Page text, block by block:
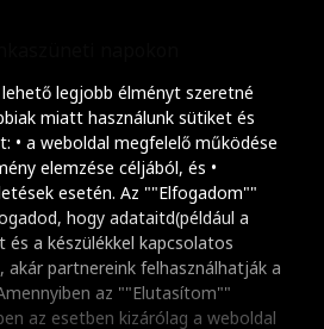
lehető legjobb élményt szeretné
miatt használunk sütiket és
• a weboldal megfelelő működése
elemzése céljából, és •
esetén. Az ""Elfogadom""
hogy adataitd(például a
és a készülékkel kapcsolatos
partnereink felhasználhatják a
az ""Elutasítom""
az esetben kizárólag a weboldal
Szöveg méretének
Szóköz növelése
Szóköz csökkentése
Sortávolság
Sortávolság